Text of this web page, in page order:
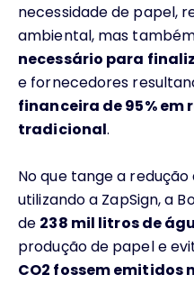
necessidade de papel,
ambiental, mas
necessário para
e fornecedores
financeira de 95% em
tradicional.
No que tange a
utilizando a ZapSign, a
de 238 mil litros de
produção de papel e
CO2 fossem emitidos